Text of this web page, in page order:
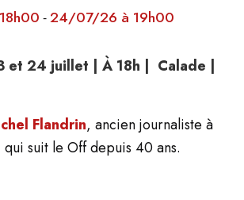
-24/07/26 à 19h00
et 24 juillet | À 18h | Calade |
Flandrin, ancien journaliste à
qui suit le Off depuis 40 ans.